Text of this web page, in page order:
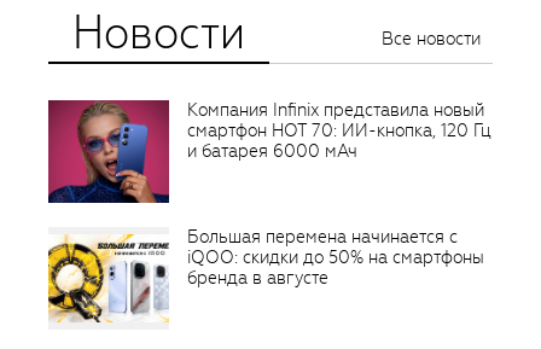
Новости Все новости
Компания Infinix представила новый
смартфон HOT 70: ИИ-кнопка, 120 Гц
и батарея 6000 мАч
Большая перемена начинается с
iQOO: скидки до 50% на смартфоны
бренда в августе